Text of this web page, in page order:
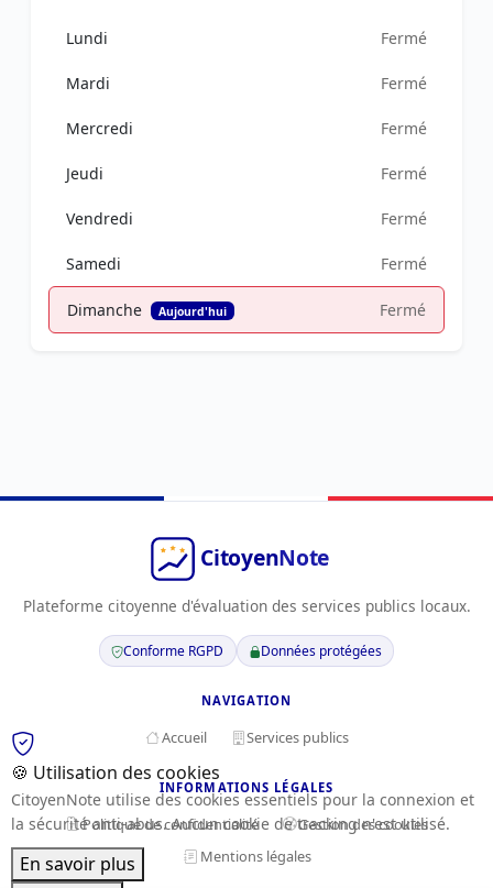
Lundi Fermé
Mardi Fermé
Mercredi Fermé
Jeudi Fermé
Vendredi Fermé
Samedi Fermé
Dimanche Aujourd'hui Fermé
Plateforme citoyenne d'évaluation des services publics locaux.
Conforme RGPD Données protégées
NAVIGATION
Accueil Services publics
INFORMATIONS LÉGALES
Politique de confidentialité
Gestion des cookies
Mentions légales
🍪 Utilisation des cookies
CitoyenNote utilise des cookies essentiels pour la connexion et
la sécurité anti-abus. Aucun cookie de tracking n'est utilisé.
En savoir plus